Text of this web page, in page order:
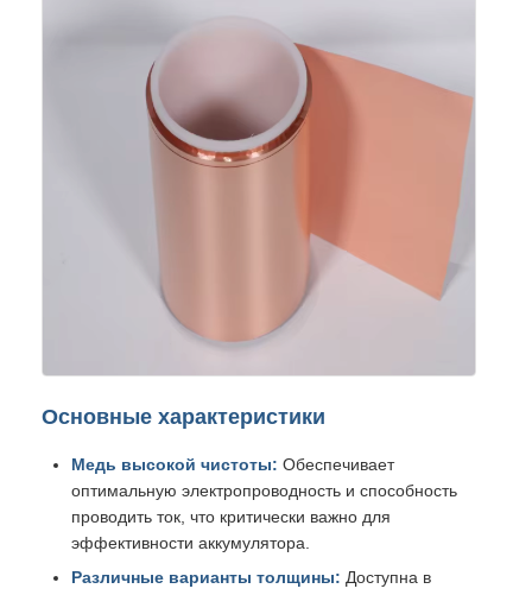
Основные характеристики
Медь высокой чистоты: Обеспечивает
оптимальную электропроводность и способность
проводить ток, что критически важно для
эффективности аккумулятора.
Различные варианты толщины: Доступна в